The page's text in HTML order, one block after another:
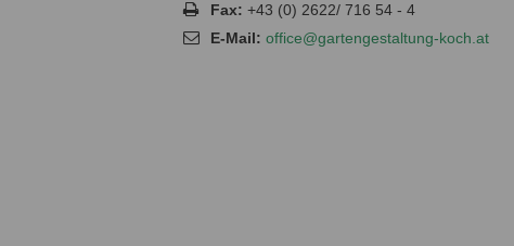
Fax: +43 (0) 2622/ 716 54 - 4
E-Mail: office@gartengestaltung-koch.at